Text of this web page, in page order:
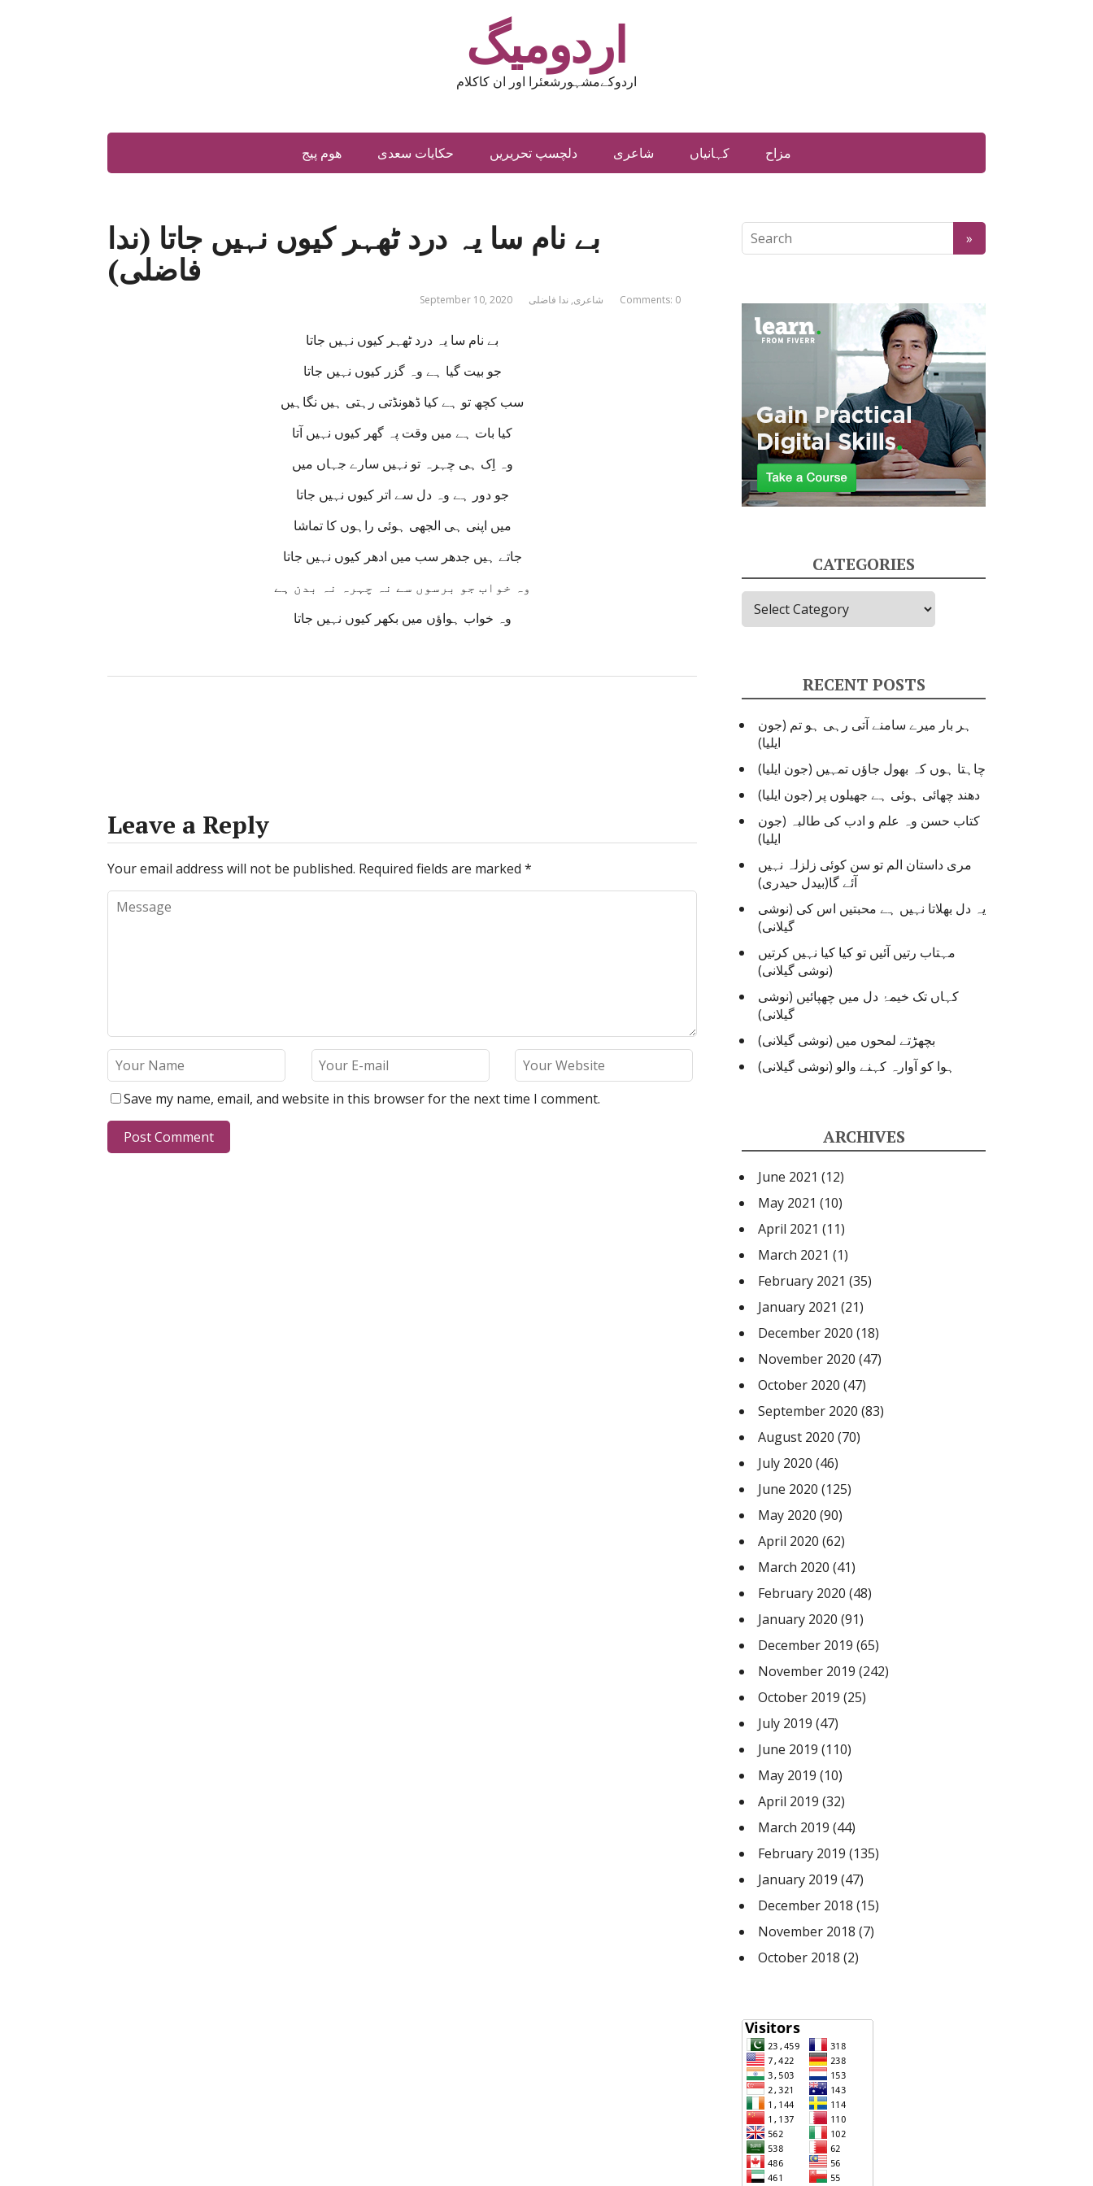
اردومیگ
اردوکےمشہورشعئرا اور ان کاکلام
ھوم پیج حکایات سعدی دلچسپ تحریریں شاعری کہانیاں مزاح
بے نام سا یہ درد ٹھہر کیوں نہیں جاتا (ندا
فاضلی)
September 10, 2020 شاعری, ندا فاضلی Comments: 0
بے نام سا یہ درد ٹھہر کیوں نہیں جاتا
جو بیت گیا ہے وہ گزر کیوں نہیں جاتا
سب کچھ تو ہے کیا ڈھونڈتی رہتی ہیں نگاہیں
کیا بات ہے میں وقت پہ گھر کیوں نہیں آتا
وہ اِک ہی چہرہ تو نہیں سارے جہاں میں
جو دور ہے وہ دل سے اتر کیوں نہیں جاتا
میں اپنی ہی الجھی ہوئی راہوں کا تماشا
جاتے ہیں جدھر سب میں ادھر کیوں نہیں جاتا
وہ خواب جو برسوں سے نہ چہرہ نہ بدن ہے
وہ خواب ہواؤں میں بکھر کیوں نہیں جاتا
Leave a Reply
Your email address will not be published. Required fields are marked *
Save my name, email, and website in this browser for the next time I comment.
CATEGORIES
Categories
RECENT POSTS
ہر بار میرے سامنے آتی رہی ہو تم (جون
ایلیا)
چاہتا ہوں کہ بھول جاؤں تمہیں (جون ایلیا)
دھند چھائی ہوئی ہے جھیلوں پر (جون ایلیا)
کتاب حسن وہ علم و ادب کی طالبہ (جون
ایلیا)
مری داستان الم تو سن کوئی زلزلہ نہیں
آئے گا(بیدل حیدری)
یہ دل بھلاتا نہیں ہے محبتیں اس کی (نوشی
گیلانی)
مہتاب رتیں آئیں تو کیا کیا نہیں کرتیں
(نوشی گیلانی)
کہاں تک خیمۂ دل میں چھپائیں (نوشی
گیلانی)
بچھڑتے لمحوں میں (نوشی گیلانی)
ہوا کو آوارہ کہنے والو (نوشی گیلانی)
ARCHIVES
June 2021 (12)
May 2021 (10)
April 2021 (11)
March 2021 (1)
February 2021 (35)
January 2021 (21)
December 2020 (18)
November 2020 (47)
October 2020 (47)
September 2020 (83)
August 2020 (70)
July 2020 (46)
June 2020 (125)
May 2020 (90)
April 2020 (62)
March 2020 (41)
February 2020 (48)
January 2020 (91)
December 2019 (65)
November 2019 (242)
October 2019 (25)
July 2019 (47)
June 2019 (110)
May 2019 (10)
April 2019 (32)
March 2019 (44)
February 2019 (135)
January 2019 (47)
December 2018 (15)
November 2018 (7)
October 2018 (2)